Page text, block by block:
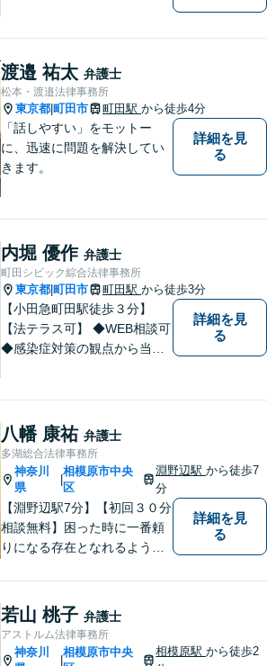
渡邉 祐太 弁護士
松本・渡邉法律事務所
東京都 町田市 町田駅 から徒歩4分
「話しやすい」をモットー
に、迅速に問題を解決してい
きます。
詳細を見
る
内堀 優作 弁護士
町田シビック綜合法律事務所
東京都 町田市 町田駅 から徒歩3分
【小田急町田駅徒歩３分】
【法テラス可】 ◆WEB相談可
◆感染症対策の観点から当面
詳細を見
る
八幡 康祐 弁護士
多湖総合法律事務所
神奈川
県
相模原市中央
区
淵野辺駅から徒歩7
分
【淵野辺駅7分】【初回３０分
相談無料】困った時に一番頼
りになる存在となれるよう、
題解決を心がけております。
お電話の際に『ココナラ経由
で八幡弁護士に相談希望』と
お伝え下さい。
詳細を見
る
若山 桃子 弁護士
アストルム法律事務所
神奈川
相模原市中央
相模原駅から徒歩2